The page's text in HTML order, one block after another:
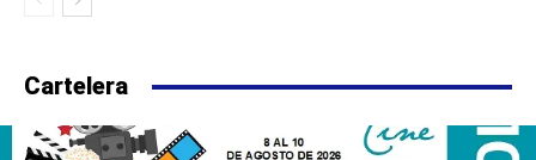
Cartelera